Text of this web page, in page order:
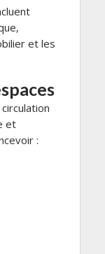
et les
et
: